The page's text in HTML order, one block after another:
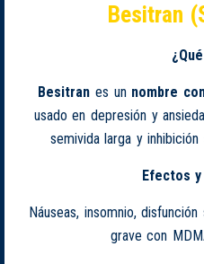
Besitran
Besitran es un nombre
usado en depresión y
semivida larga y
Efectos
Náuseas, insomnio,
grave con